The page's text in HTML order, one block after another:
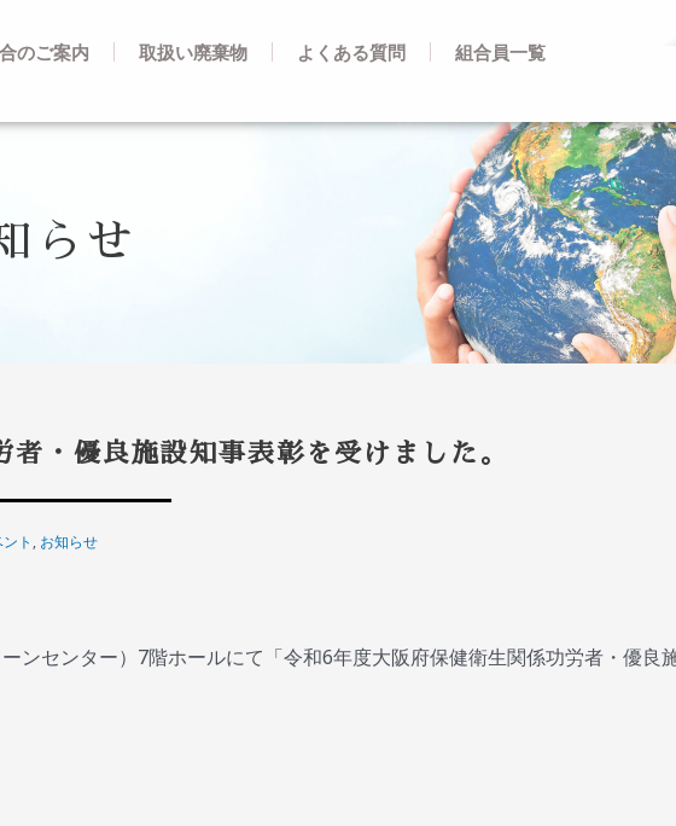
のご案内 取扱い廃棄物 よくある質問 組合員一覧
らせ
・優良施設知事表彰を受けました。
ト , お知らせ
ンセンター）7階ホールにて「令和6年度大阪府保健衛生関係功労者・優良